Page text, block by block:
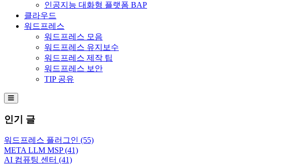
인공지능 대화형 플랫폼 BAP
클라우드
워드프레스
워드프레스 모음
워드프레스 유지보수
워드프레스 제작 팁
워드프레스 보안
TIP 공유
Hamburger Toggle Menu
인기 글
워드프레스 플러그인 (55)
META LLM MSP(41)
AI 컴퓨팅 센터 (41)